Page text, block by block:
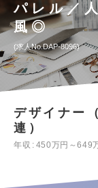
パレル／
風◎
求人No.DAP-8096
デザイナー
連）
年収 450万円～649